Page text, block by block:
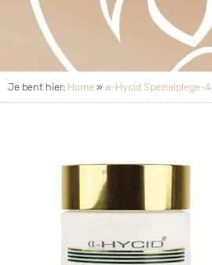
Je bent hier: Home » a-Hycid Spezialplege-A